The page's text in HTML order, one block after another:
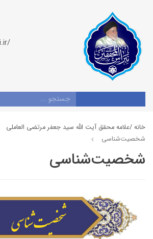
خانه /علامه محقق آیت الله سید جعفر مرتضی العاملی
شخصیت‌شناسی
شخصیت‌شناسی